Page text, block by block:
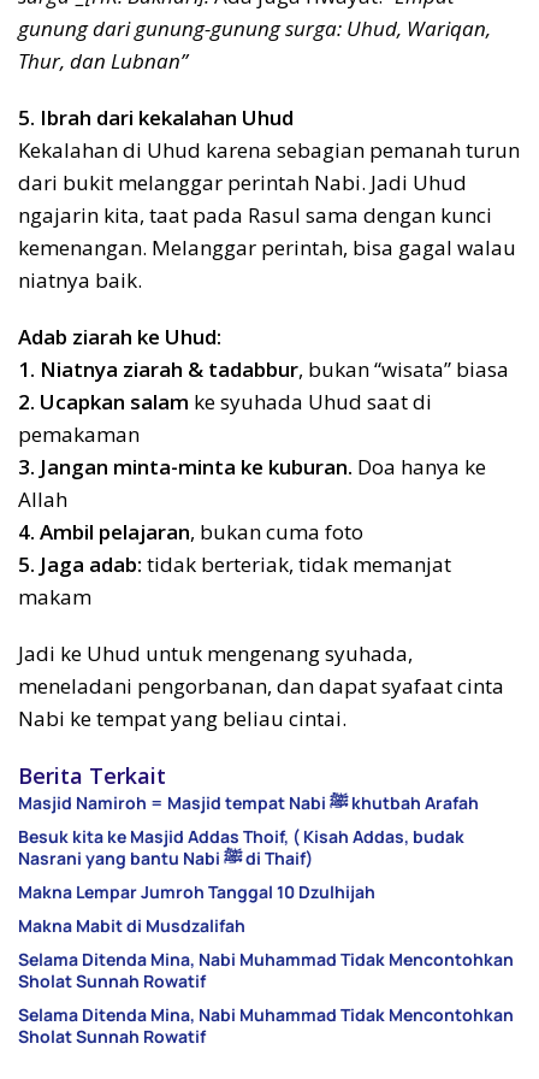
gunung dari gunung-gunung surga: Uhud, Wariqan,
Thur, dan Lubnan”
5. Ibrah dari kekalahan Uhud
Kekalahan di Uhud karena sebagian pemanah turun
dari bukit melanggar perintah Nabi. Jadi Uhud
ngajarin kita, taat pada Rasul sama dengan kunci
kemenangan. Melanggar perintah, bisa gagal walau
niatnya baik.
Adab ziarah ke Uhud:
1. Niatnya ziarah & tadabbur, bukan “wisata” biasa
2. Ucapkan salam ke syuhada Uhud saat di
pemakaman
3. Jangan minta-minta ke kuburan. Doa hanya ke
Allah
4. Ambil pelajaran, bukan cuma foto
5. Jaga adab: tidak berteriak, tidak memanjat
makam
Jadi ke Uhud untuk mengenang syuhada,
meneladani pengorbanan, dan dapat syafaat cinta
Nabi ke tempat yang beliau cintai.
Berita Terkait
Masjid Namiroh = Masjid tempat Nabi ﷺ khutbah Arafah
Besuk kita ke Masjid Addas Thoif, ( Kisah Addas, budak
Nasrani yang bantu Nabi ﷺ di Thaif)
Makna Lempar Jumroh Tanggal 10 Dzulhijah
Makna Mabit di Musdzalifah
Selama Ditenda Mina, Nabi Muhammad Tidak Mencontohkan
Sholat Sunnah Rowatif
Selama Ditenda Mina, Nabi Muhammad Tidak Mencontohkan
Sholat Sunnah Rowatif